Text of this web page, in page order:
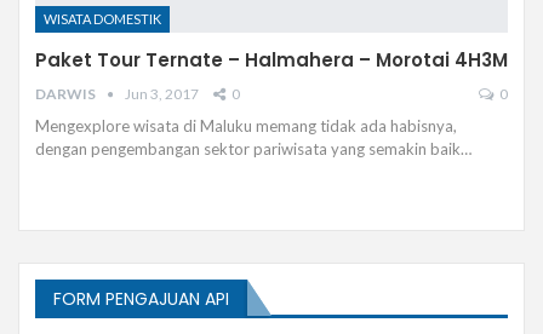
WISATA DOMESTIK
Paket Tour Ternate – Halmahera – Morotai 4H3M
DARWIS Jun 3, 2017 0 0
Mengexplore wisata di Maluku memang tidak ada habisnya,
dengan pengembangan sektor pariwisata yang semakin baik…
FORM PENGAJUAN API